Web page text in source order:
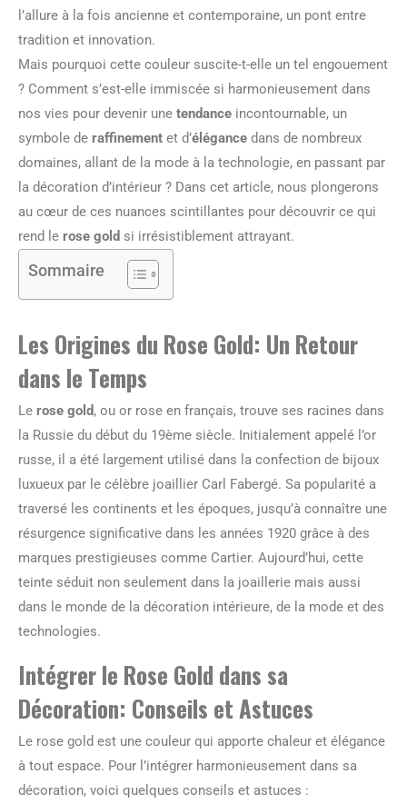
l’allure à la fois ancienne et contemporaine, un pont entre
tradition et innovation.
Mais pourquoi cette couleur suscite-t-elle un tel engouement
? Comment s’est-elle immiscée si harmonieusement dans
nos vies pour devenir une tendance incontournable, un
symbole de raffinement et d’élégance dans de nombreux
domaines, allant de la mode à la technologie, en passant par
la décoration d’intérieur ? Dans cet article, nous plongerons
au cœur de ces nuances scintillantes pour découvrir ce qui
rend le rose gold si irrésistiblement attrayant.
Sommaire
Les Origines du Rose Gold: Un Retour
dans le Temps
Le rose gold, ou or rose en français, trouve ses racines dans
la Russie du début du 19ème siècle. Initialement appelé l’or
russe, il a été largement utilisé dans la confection de bijoux
luxueux par le célèbre joaillier Carl Fabergé. Sa popularité a
traversé les continents et les époques, jusqu’à connaître une
résurgence significative dans les années 1920 grâce à des
marques prestigieuses comme Cartier. Aujourd’hui, cette
teinte séduit non seulement dans la joaillerie mais aussi
dans le monde de la décoration intérieure, de la mode et des
technologies.
Intégrer le Rose Gold dans sa
Décoration: Conseils et Astuces
Le rose gold est une couleur qui apporte chaleur et élégance
à tout espace. Pour l’intégrer harmonieusement dans sa
décoration, voici quelques conseils et astuces :